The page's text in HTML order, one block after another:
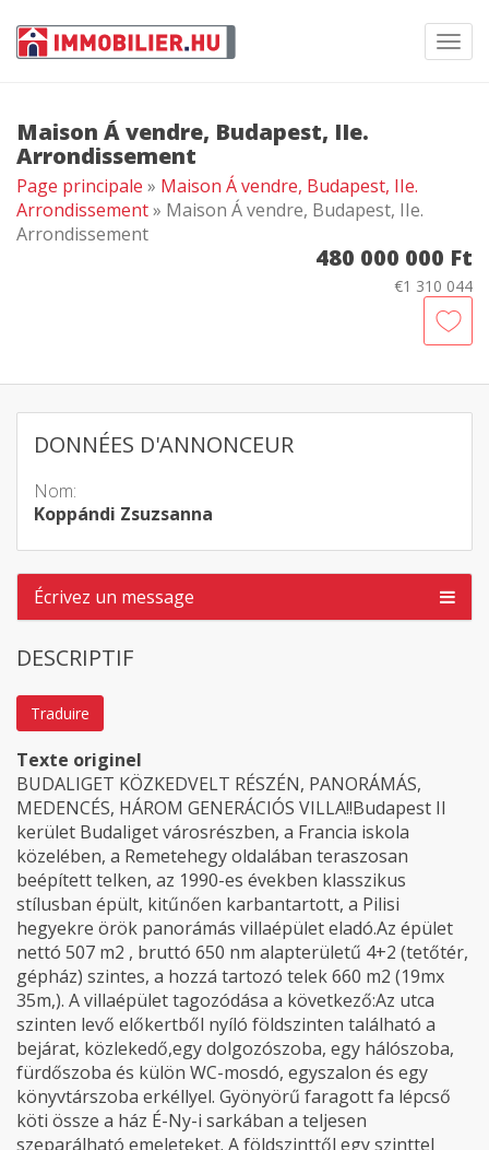
Maison Á vendre, Budapest, IIe.
Arrondissement
Page principale » Maison Á vendre, Budapest, IIe.
Arrondissement» Maison Á vendre, Budapest, IIe.
Arrondissement
480 000 000 Ft
€1 310 044
DONNÉES D'ANNONCEUR
Nom:
Koppándi Zsuzsanna
Écrivez un message
DESCRIPTIF
Traduire
Texte originel
BUDALIGET KÖZKEDVELT RÉSZÉN, PANORÁMÁS,
MEDENCÉS, HÁROM GENERÁCIÓS VILLA!!Budapest II
kerület Budaliget városrészben, a Francia iskola
közelében, a Remetehegy oldalában teraszosan
beépített telken, az 1990-es években klasszikus
stílusban épült, kitűnően karbantartott, a Pilisi
hegyekre örök panorámás villaépület eladó.Az épület
nettó 507 m2 , bruttó 650 nm alapterületű 4+2 (tetőtér,
gépház) szintes, a hozzá tartozó telek 660 m2 (19mx
35m,). A villaépület tagozódása a következő:Az utca
szinten levő előkertből nyíló földszinten található a
bejárat, közlekedő,egy dolgozószoba, egy hálószoba,
fürdőszoba és külön WC-mosdó, egyszalon és egy
könyvtárszoba erkéllyel. Gyönyörű faragott fa lépcső
köti össze a ház É-Ny-i sarkában a teljesen
szeparálható emeleteket. A földszinttől egy szinttel